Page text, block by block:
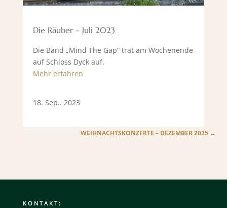
Die Räuber – Juli 2023
Die Band „Mind The Gap“ trat am Wochenende
auf Schloss Dyck auf.
Mehr erfahren
18. Sep.. 2023
WEIHNACHTSKONZERTE – DEZEMBER 2025
KONTAKT: